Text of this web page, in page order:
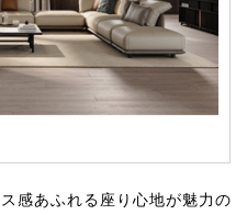
感あふれる座り心地が魅力の